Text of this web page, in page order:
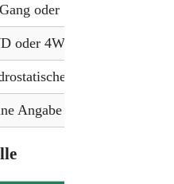
oder 16-Gang
oder 4WD (MFWD)
Servolenkung
Angabe